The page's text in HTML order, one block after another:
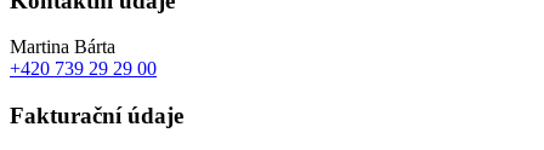
Martina Bárta
+420 739 29 29 00
Fakturační údaje